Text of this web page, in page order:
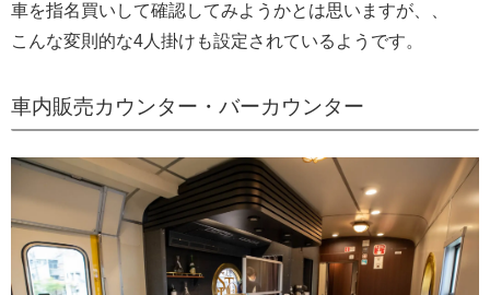
車を指名買いして確認してみようかとは思いますが、、
こんな変則的な4人掛けも設定されているようです。
車内販売カウンター・バーカウンター